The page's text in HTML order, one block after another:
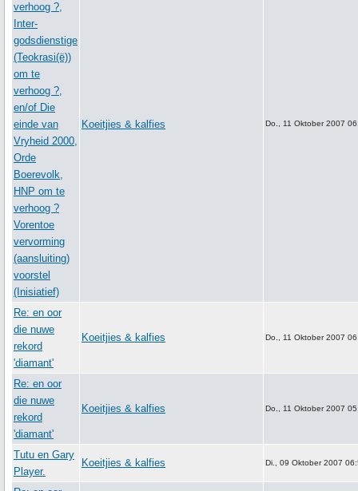
verhoog ?,
Inter-
godsdienstige
(Teokrasi(ë))
om te
verhoog ?,
en/of Die
einde van
Vryheid 2000,
Orde
Boerevolk,
HNP om te
verhoog ?
Vorentoe
vervorming
(aansluiting)
voorstel
(Inisiatief)
Koeitjies & kalfies Do., 11 Oktober 2007
Re: en oor
die nuwe
rekord
'diamant'
Koeitjies & kalfies Do., 11 Oktober 2007
Re: en oor
die nuwe
rekord
'diamant'
Koeitjies & kalfies Do., 11 Oktober 2007
Tutu en Gary
Player.
Koeitjies & kalfies Di., 09 Oktober 2007